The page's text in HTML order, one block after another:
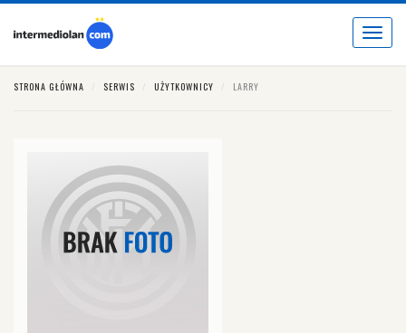
Toggle
STRONA GŁÓWNA SERWIS UŻYTKOWNICY LARRY